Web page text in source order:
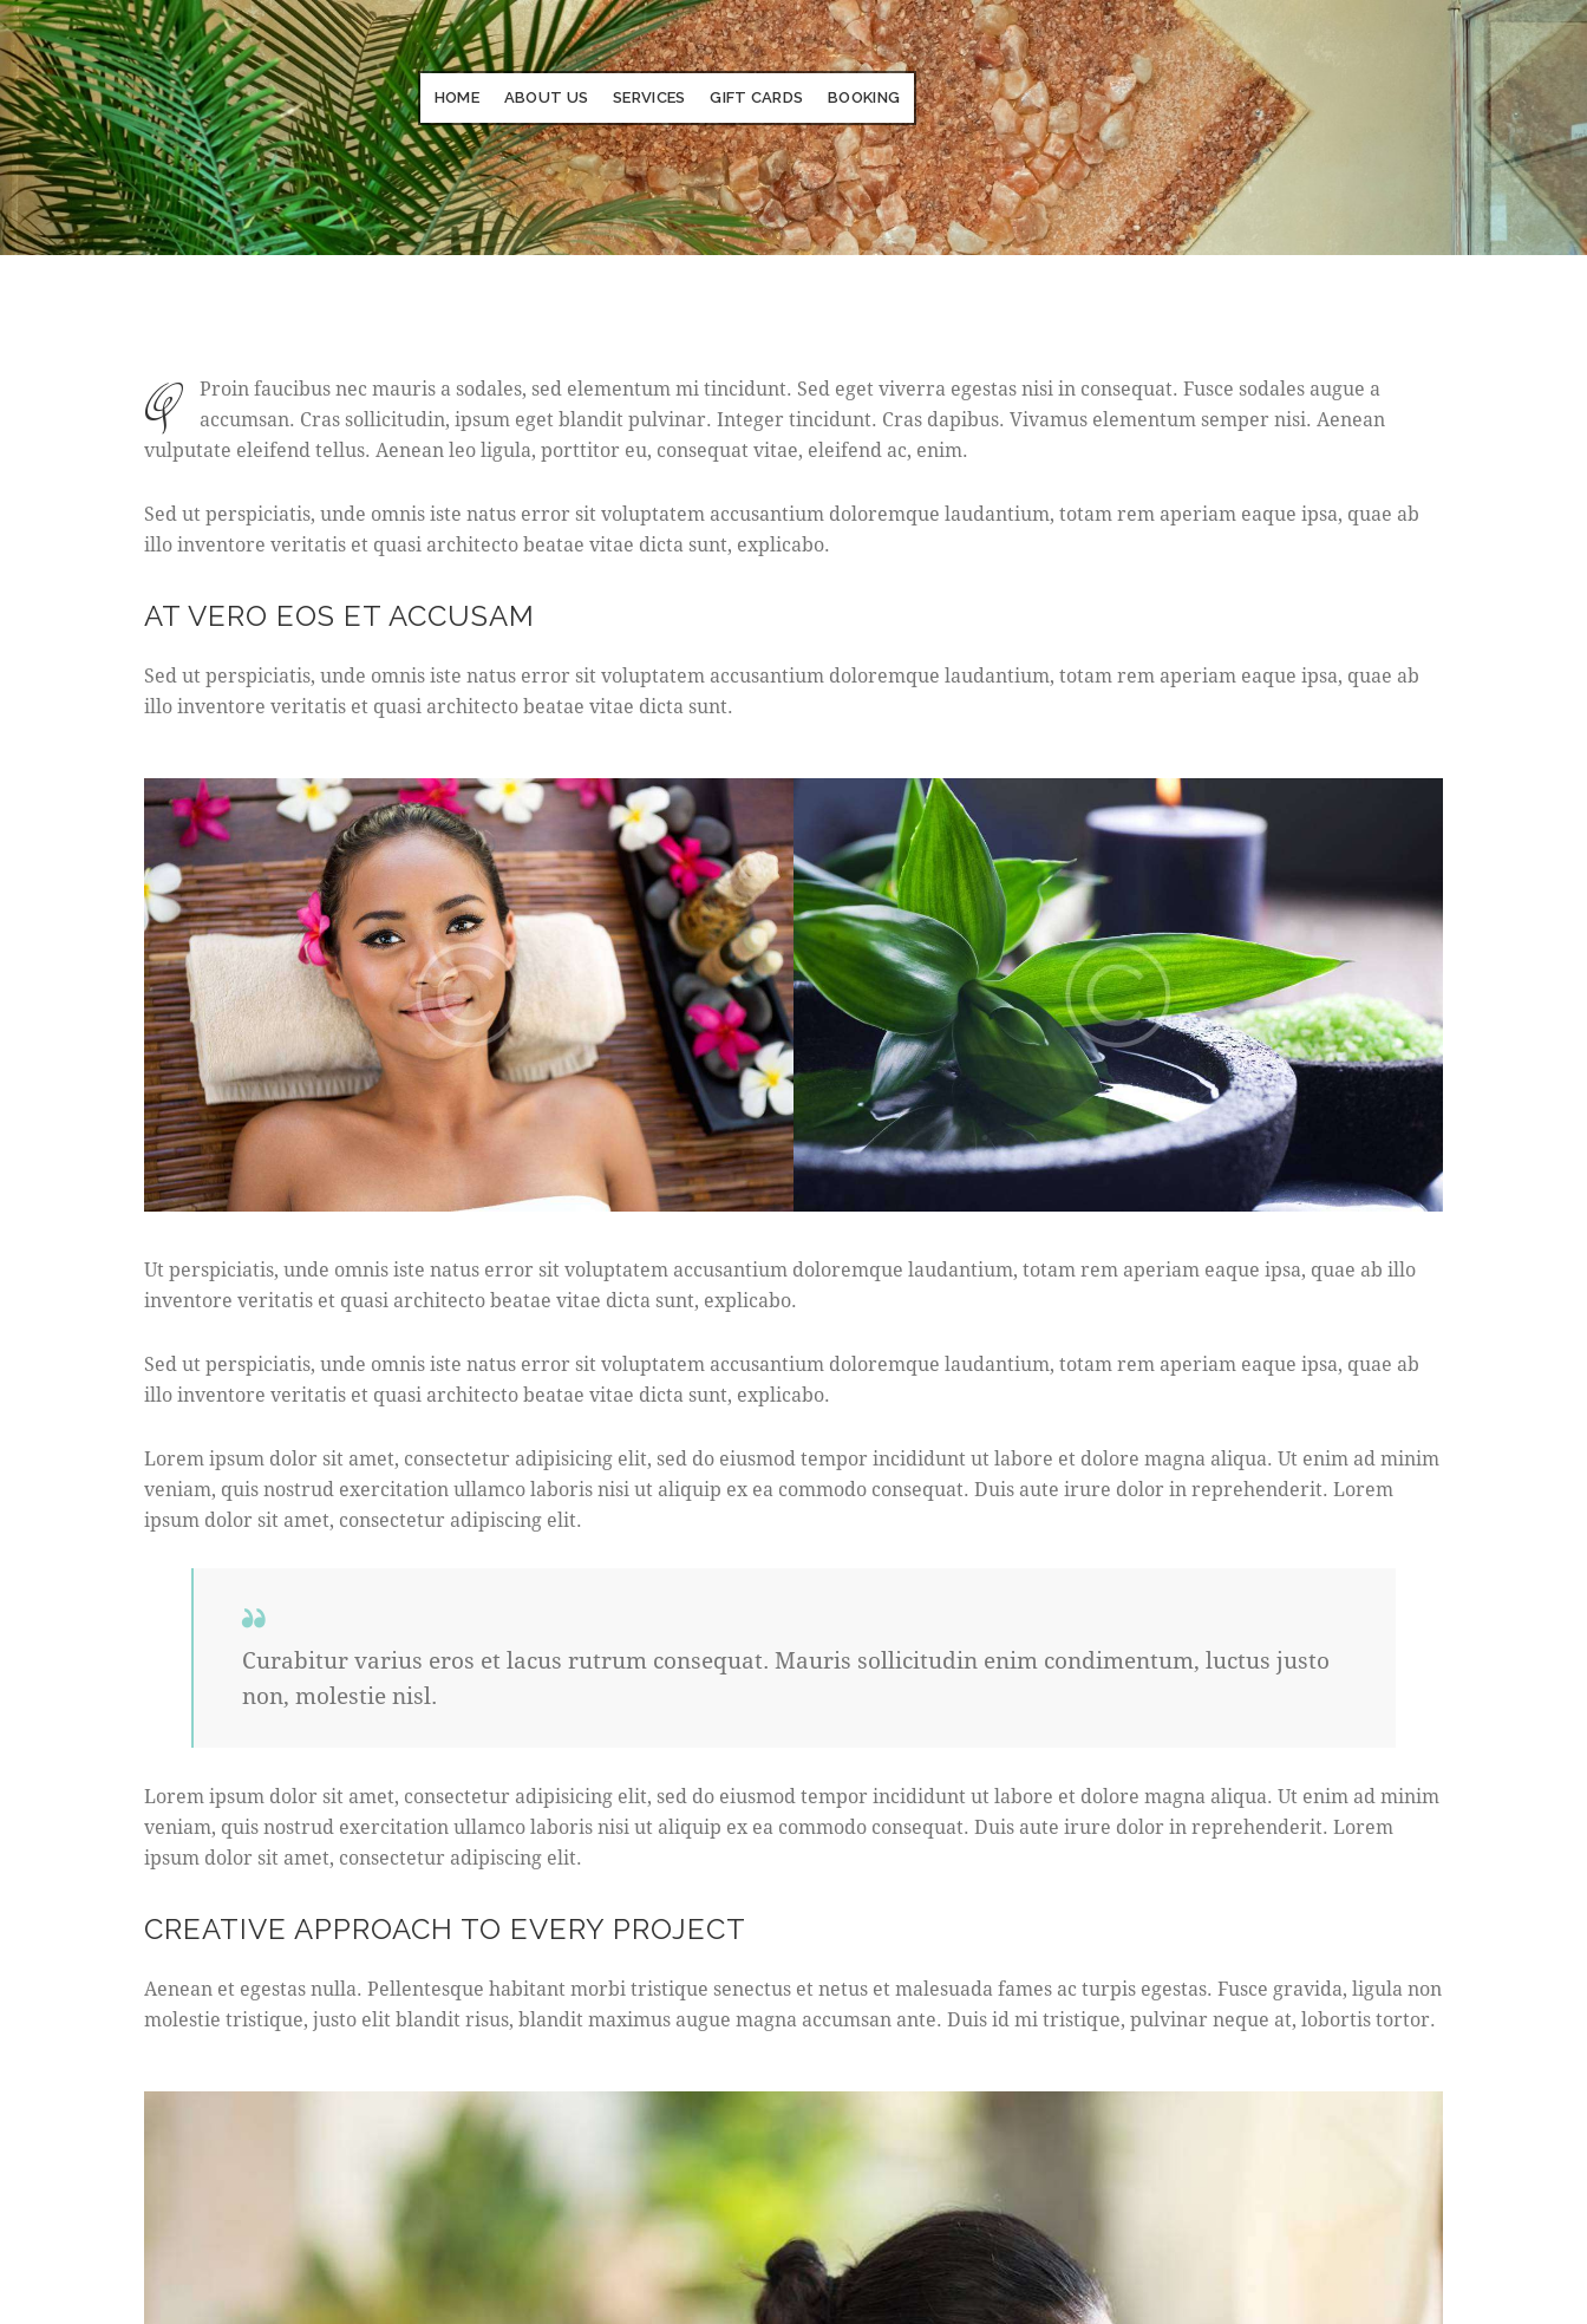
HOME ABOUT US SERVICES GIFT CARDS BOOKING
q
Proin faucibus nec mauris a sodales, sed elementum mi tincidunt. Sed eget viverra egestas nisi in consequat. Fusce sodales augue a
accumsan. Cras sollicitudin, ipsum eget blandit pulvinar. Integer tincidunt. Cras dapibus. Vivamus elementum semper nisi. Aenean
vulputate eleifend tellus. Aenean leo ligula, porttitor eu, consequat vitae, eleifend ac, enim.
Sed ut perspiciatis, unde omnis iste natus error sit voluptatem accusantium doloremque laudantium, totam rem aperiam eaque ipsa, quae ab
illo inventore veritatis et quasi architecto beatae vitae dicta sunt, explicabo.
AT VERO EOS ET ACCUSAM
Sed ut perspiciatis, unde omnis iste natus error sit voluptatem accusantium doloremque laudantium, totam rem aperiam eaque ipsa, quae ab
illo inventore veritatis et quasi architecto beatae vitae dicta sunt.
Ut perspiciatis, unde omnis iste natus error sit voluptatem accusantium doloremque laudantium, totam rem aperiam eaque ipsa, quae ab illo
inventore veritatis et quasi architecto beatae vitae dicta sunt, explicabo.
Sed ut perspiciatis, unde omnis iste natus error sit voluptatem accusantium doloremque laudantium, totam rem aperiam eaque ipsa, quae ab
illo inventore veritatis et quasi architecto beatae vitae dicta sunt, explicabo.
Lorem ipsum dolor sit amet, consectetur adipisicing elit, sed do eiusmod tempor incididunt ut labore et dolore magna aliqua. Ut enim ad minim
veniam, quis nostrud exercitation ullamco laboris nisi ut aliquip ex ea commodo consequat. Duis aute irure dolor in reprehenderit. Lorem
ipsum dolor sit amet, consectetur adipiscing elit.
Curabitur varius eros et lacus rutrum consequat. Mauris sollicitudin enim condimentum, luctus justo
non, molestie nisl.
Lorem ipsum dolor sit amet, consectetur adipisicing elit, sed do eiusmod tempor incididunt ut labore et dolore magna aliqua. Ut enim ad minim
veniam, quis nostrud exercitation ullamco laboris nisi ut aliquip ex ea commodo consequat. Duis aute irure dolor in reprehenderit. Lorem
ipsum dolor sit amet, consectetur adipiscing elit.
CREATIVE APPROACH TO EVERY PROJECT
Aenean et egestas nulla. Pellentesque habitant morbi tristique senectus et netus et malesuada fames ac turpis egestas. Fusce gravida, ligula non
molestie tristique, justo elit blandit risus, blandit maximus augue magna accumsan ante. Duis id mi tristique, pulvinar neque at, lobortis tortor.